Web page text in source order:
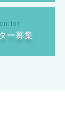
ー募集